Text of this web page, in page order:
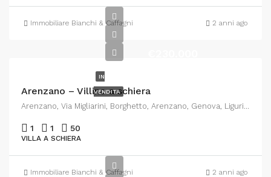
Immobiliare Bianchi & Caffagni 2 anni ago
IN
VENDITA
Arenzano – Villino a schiera
Arenzano, Via Migliarini, Borghetto, Arenzano, Genova, Liguria, 16011, Italia
1 1 50
VILLA A SCHIERA
Immobiliare Bianchi & Caffagni 2 anni ago